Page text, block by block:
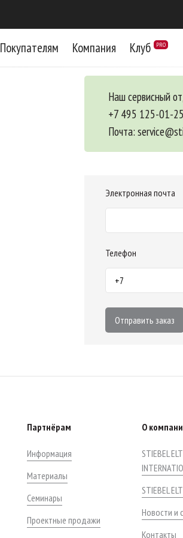
Покупателям Компания Клуб PRO
Наш сервисный
+7 495 125-01-
Почта:
Электронная почта
Телефон
Отправить заказ
Партнёрам
Информация
Материалы
Семинары
Проектные продажи
О
STIEBEL
STIEBEL
Новости и
Контакты